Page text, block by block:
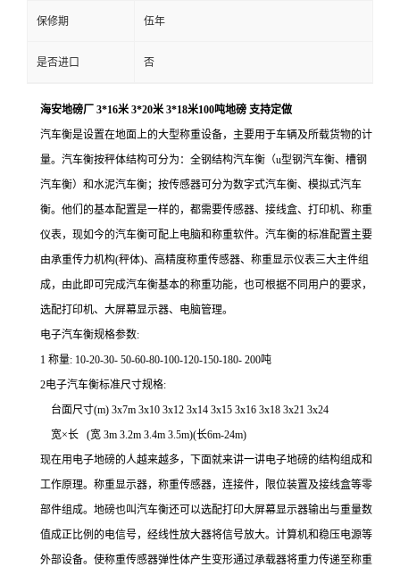
保修期 伍年
是否进口 否
海安地磅厂 3*16米 3*20米 3*18米100吨地磅 支持定做
汽车衡是设置在地面上的大型称重设备，主要用于车辆及所载货物的计
量。汽车衡按秤体结构可分为：全钢结构汽车衡（u型钢汽车衡、槽钢
汽车衡）和水泥汽车衡；按传感器可分为数字式汽车衡、模拟式汽车
衡。他们的基本配置是一样的，都需要传感器、接线盒、打印机、称重
仪表，现如今的汽车衡可配上电脑和称重软件。汽车衡的标准配置主要
由承重传力机构(秤体)、高精度称重传感器、称重显示仪表三大主件组
成，由此即可完成汽车衡基本的称重功能，也可根据不同用户的要求，
选配打印机、大屏幕显示器、电脑管理。
电子汽车衡规格参数:
1 称量: 10-20-30- 50-60-80-100-120-150-180- 200吨
2电子汽车衡标准尺寸规格:
台面尺寸(m) 3x7m 3x10 3x12 3x14 3x15 3x16 3x18 3x21 3x24
宽×长 (宽 3m 3.2m 3.4m 3.5m)(长6m-24m)
现在用电子地磅的人越来越多，下面就来讲一讲电子地磅的结构组成和
工作原理。称重显示器，称重传感器，连接件，限位装置及接线盒等零
部件组成。地磅也叫汽车衡还可以选配打印大屏幕显示器输出与重量数
值成正比例的电信号，经线性放大器将信号放大。计算机和稳压电源等
外部设备。使称重传感器弹性体产生变形通过承载器将重力传递至称重